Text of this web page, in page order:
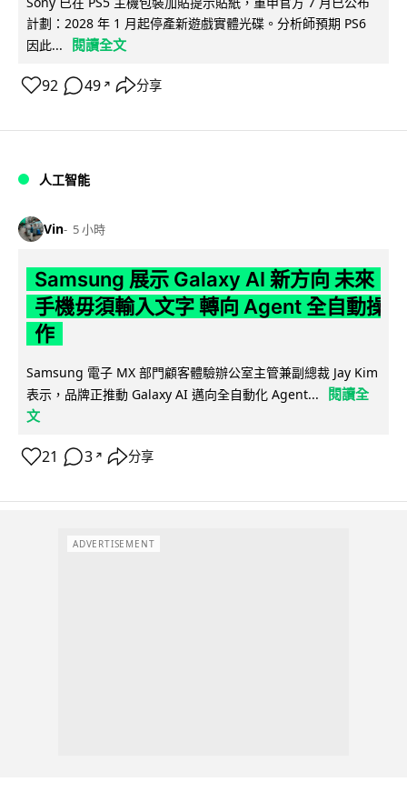
計劃：2028 年 1 月起停產新遊戲實體光碟。分析師預期 PS6
因此...
閱讀全文
92 49 ↗ 分享
人工智能
Vin 5 小時
Samsung 展示 Galaxy AI 新方向 未來
手機毋須輸入文字 轉向 Agent 全自動操
作
Samsung 電子 MX 部門顧客體驗辦公室主管兼副總裁 Jay Kim
表示，品牌正推動 Galaxy AI 邁向全自動化 Agent...
閱讀全
文
21 3 ↗ 分享
ADVERTISEMENT